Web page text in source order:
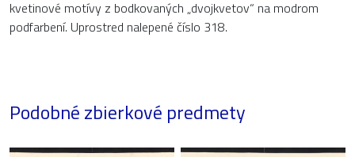
kvetinové motívy z bodkovaných „dvojkvetov“ na modrom
podfarbení. Uprostred nalepené číslo 318.
Podobné zbierkové predmety